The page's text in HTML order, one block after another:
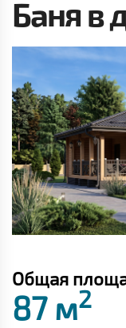
Баня в
Общая
87 м2